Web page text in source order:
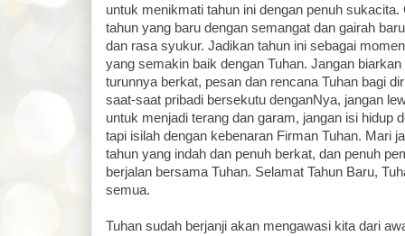
untuk menikmati tahun ini dengan penuh
tahun yang baru dengan semangat dan gairah
dan rasa syukur. Jadikan tahun ini sebagai
yang semakin baik dengan Tuhan. Jangan
turunnya berkat, pesan dan rencana Tuhan bagi
saat-saat pribadi bersekutu denganNya, jangan
untuk menjadi terang dan garam, jangan isi hidup
tapi isilah dengan kebenaran Firman Tuhan. Mari
tahun yang indah dan penuh berkat, dan penuh
berjalan bersama Tuhan. Selamat Tahun Baru,
semua.
Tuhan sudah berjanji akan mengawasi kita dari